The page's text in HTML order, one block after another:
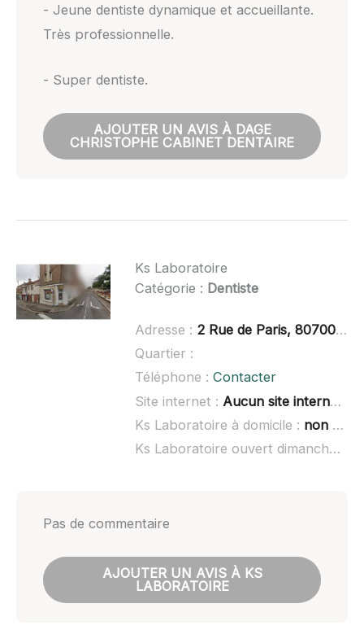
- Jeune dentiste dynamique et accueillante.
Très professionnelle.
- Super dentiste.
AJOUTER UN AVIS À DAGE
CHRISTOPHE CABINET DENTAIRE
Ks Laboratoire
Catégorie : Dentiste
Adresse : 2 Rue de Paris, 80700 Roye
Quartier :
Téléphone : Contacter
Site internet : Aucun site internet connu
Ks Laboratoire à domicile : non renseigné
Ks Laboratoire ouvert dimanche :
Pas de commentaire
AJOUTER UN AVIS À KS
LABORATOIRE